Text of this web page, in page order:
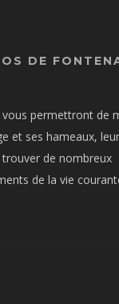
DE
vous permettront de
et ses hameaux,
de nombreux
de la vie